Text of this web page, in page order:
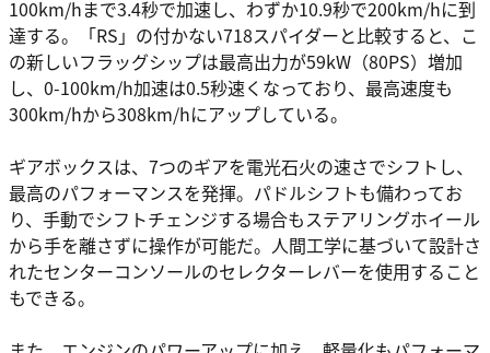
100km/hまで3.4秒で加速し、わずか10.9秒で200km/hに到
達する。「RS」の付かない718スパイダーと比較すると、こ
の新しいフラッグシップは最高出力が59kW（80PS）増加
し、0-100km/h加速は0.5秒速くなっており、最高速度も
300km/hから308km/hにアップしている。
ギアボックスは、7つのギアを電光石火の速さでシフトし、
最高のパフォーマンスを発揮。パドルシフトも備わってお
り、手動でシフトチェンジする場合もステアリングホイール
から手を離さずに操作が可能だ。人間工学に基づいて設計さ
れたセンターコンソールのセレクターレバーを使用すること
もできる。